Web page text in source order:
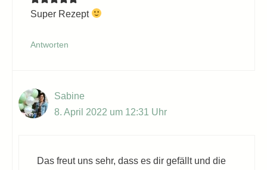
Super Rezept
Antworten
Sabine
8. April 2022 um 12:31 Uhr
Das freut uns sehr, dass es dir gefällt und die